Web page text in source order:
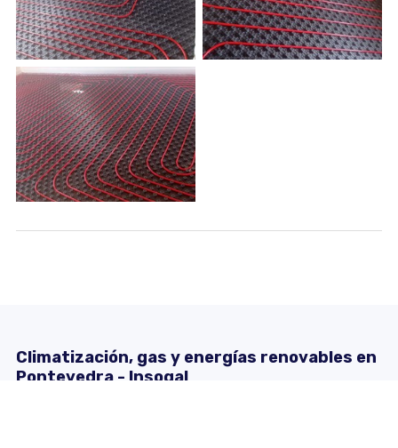
Climatización, gas y energías renovables en
Pontevedra - Insogal